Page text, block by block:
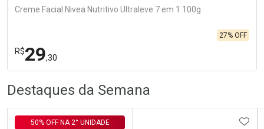
Creme Facial Nivea Nutritivo Ultraleve 7 em 1 100g
R$29,30
27% OFF
Laboratório
Por Menos
Destaques da Semana
50% OFF NA 2° UNIDADE